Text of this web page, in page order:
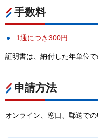
手数料
1通につき300円
証明書は、納付した年単位で
申請方法
オンライン、窓口、郵送で